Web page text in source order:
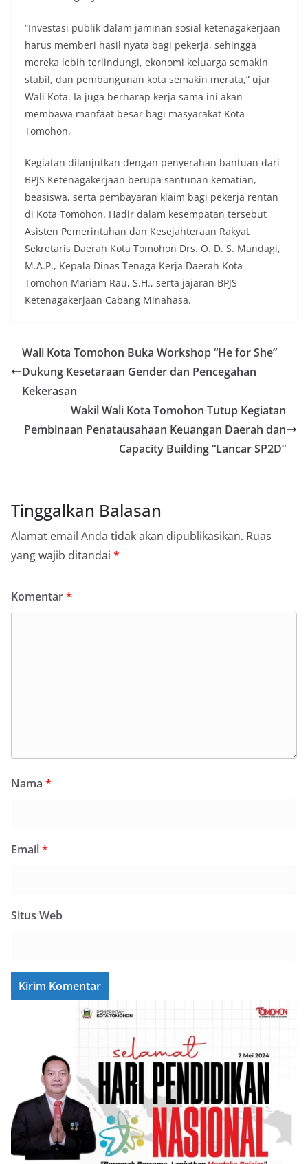
“Investasi publik dalam jaminan sosial ketenagakerjaan
harus memberi hasil nyata bagi pekerja, sehingga
mereka lebih terlindungi, ekonomi keluarga semakin
stabil, dan pembangunan kota semakin merata,” ujar
Wali Kota. Ia juga berharap kerja sama ini akan
membawa manfaat besar bagi masyarakat Kota
Tomohon.
Kegiatan dilanjutkan dengan penyerahan bantuan dari
BPJS Ketenagakerjaan berupa santunan kematian,
beasiswa, serta pembayaran klaim bagi pekerja rentan
di Kota Tomohon. Hadir dalam kesempatan tersebut
Asisten Pemerintahan dan Kesejahteraan Rakyat
Sekretaris Daerah Kota Tomohon Drs. O. D. S. Mandagi,
M.A.P., Kepala Dinas Tenaga Kerja Daerah Kota
Tomohon Mariam Rau, S.H., serta jajaran BPJS
Ketenagakerjaan Cabang Minahasa.
Wali Kota Tomohon Buka Workshop “He for She”
Dukung Kesetaraan Gender dan Pencegahan
Kekerasan
Wakil Wali Kota Tomohon Tutup Kegiatan
Pembinaan Penatausahaan Keuangan Daerah dan
Capacity Building “Lancar SP2D”
Tinggalkan Balasan
Alamat email Anda tidak akan dipublikasikan. Ruas
yang wajib ditandai *
Komentar*
Nama *
Email*
Situs Web